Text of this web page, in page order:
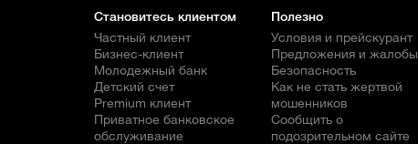
Становитесь клиентом
Частный клиент
Бизнес-клиент
Молодежный банк
Детский счет
Premium клиент
Приватное банковское
обслуживание
Полезно
Условия и прейскурант
Предложения и жалобы
Безопасность
Как не стать жертвой
мошенников
Сообщить о
подозрительном сайте